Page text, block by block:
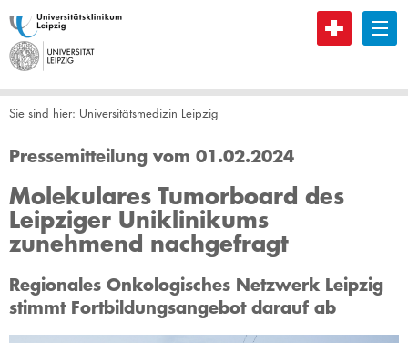
B
Sie sind hier: Universitätsmedizin Leipzig
Pressemitteilung vom 01.02.2024
Molekulares Tumorboard des
Leipziger Uniklinikums
zunehmend nachgefragt
Regionales Onkologisches Netzwerk Leipzig
stimmt Fortbildungsangebot darauf ab